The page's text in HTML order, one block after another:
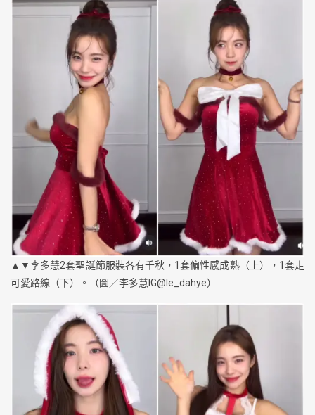
▲▼李多慧2套聖誕節服裝各有千秋，1套偏性感成熟（上），1套走
可愛路線（下）。（圖／李多慧IG@le_dahye）